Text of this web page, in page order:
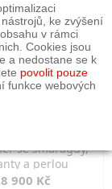
se smaragdy,
a perlou
900 Kč
ke zvýšení
v rámci
Cookies jsou
a nedostane se k
povolit pouze
funkce webových